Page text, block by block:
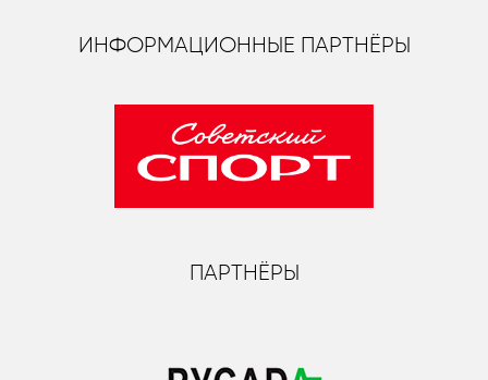
ИНФОРМАЦИОННЫЕ ПАРТНЁРЫ
ПАРТНЁРЫ